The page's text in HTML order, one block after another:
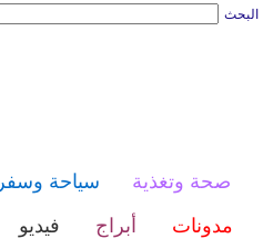
البحث
صحة وتغذية سياحة وسفر
مدونات أبراج فيديو